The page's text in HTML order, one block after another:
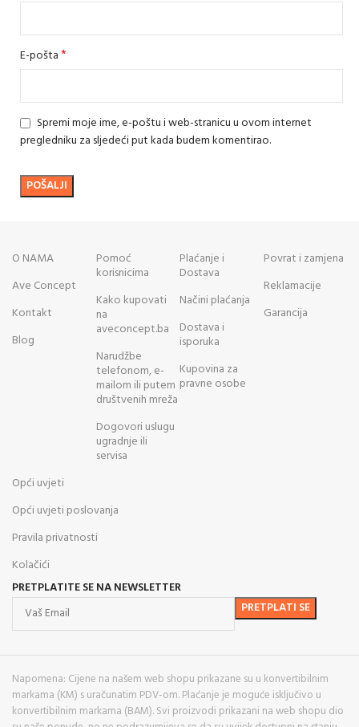
E-pošta*
Spremi moje ime, e-poštu i web-stranicu u ovom internet
pregledniku za sljedeći put kada budem komentirao.
O NAMA
Ave Concept
Kontakt
Blog
Pomoć
korisnicima
Kako kupovati
na
aveconcept.ba
Narudžbe
telefonom, e-
mailom ili putem
društvenih mreža
Dogovori uslugu
ugradnje ili
servisa
Plaćanje i
Dostava
Načini plaćanja
Dostava i
isporuka
Kupovina za
pravne osobe
Povrat i zamjena
Reklamacije
Garancija
Opći uvjeti
Opći uvjeti poslovanja
Pravila privatnosti
Kolačići
PRETPLATITE SE NA NEWSLETTER
Napomena: Cijene na našem web shopu prikazane su u konvertibilnim
markama (KM) s uračunatim PDV-om. Plaćanje je moguće isključivo u
konvertibilnim markama (BAM). Svi proizvodi prikazani na web shopu dio